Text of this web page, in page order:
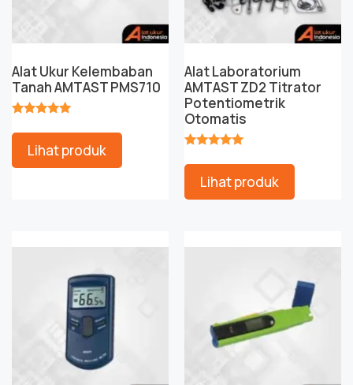
Alat Ukur Kelembaban
Tanah AMTAST PMS710
Lihat produk
Alat Laboratorium
AMTAST ZD2 Titrator
Potentiometrik
Otomatis
Lihat produk